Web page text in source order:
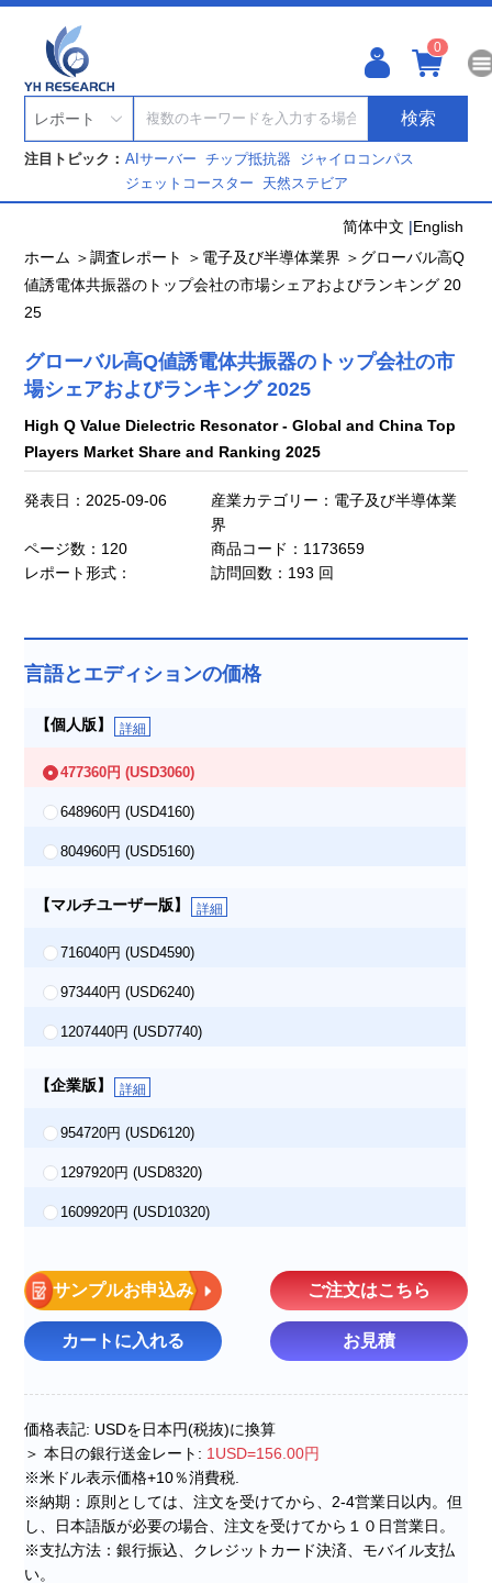
0
レポート 検索
注目トピック： AIサーバーチップ抵抗器 ジャイロコンパス
ジェットコースター 天然ステビア
简体中文 |English
ホーム ＞調査レポート ＞ 電子及び半導体業界 ＞ グローバル高Q
値誘電体共振器のトップ会社の市場シェアおよびランキング 20
25
グローバル高Q値誘電体共振器のトップ会社の市
場シェアおよびランキング 2025
High Q Value Dielectric Resonator - Global and China Top
Players Market Share and Ranking 2025
発表日：2025-09-06
産業カテゴリー：電子及び半導体業
界
ページ数：120
商品コード：1173659
レポート形式：
訪問回数：193 回
言語とエディションの価格
【個人版】 詳細
477360円(USD3060)
648960円(USD4160)
804960円(USD5160)
【マルチユーザー版】 詳細
716040円(USD4590)
973440円(USD6240)
1207440円(USD7740)
【企業版】 詳細
954720円(USD6120)
1297920円(USD8320)
1609920円(USD10320)
サンプルお申込み ご注文はこちら
カートに入れる お見積
価格表記: USDを日本円(税抜)に換算
＞ 本日の銀行送金レート: 1USD=156.00円
※米ドル表示価格+10％消費税.
※納期：原則としては、注文を受けてから、2-4営業日以内。但
し、日本語版が必要の場合、注文を受けてから１０日営業日。
※支払方法：銀行振込、クレジットカード決済、モバイル支払
い。